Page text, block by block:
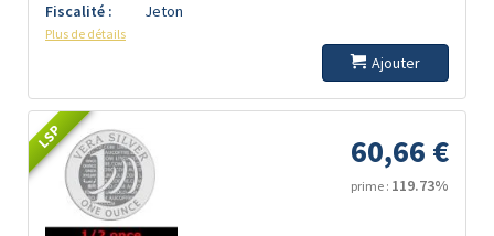
Fiscalité :
Jeton
Plus de détails
Ajouter
LSP 60,66 €
prime : 119.73%